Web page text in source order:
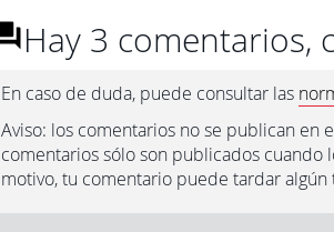
Hay 3 comentarios,
En caso de duda, puede consultar las
Aviso: los comentarios no se publican en
comentarios sólo son publicados cuando
motivo, tu comentario puede tardar